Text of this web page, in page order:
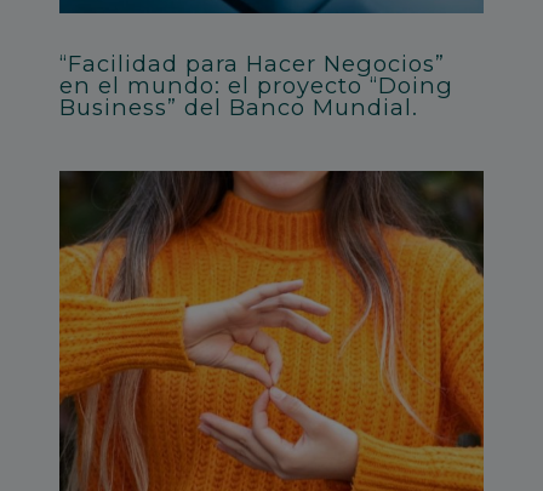
“Facilidad para Hacer Negocios”
en el mundo: el proyecto “Doing
Business” del Banco Mundial.